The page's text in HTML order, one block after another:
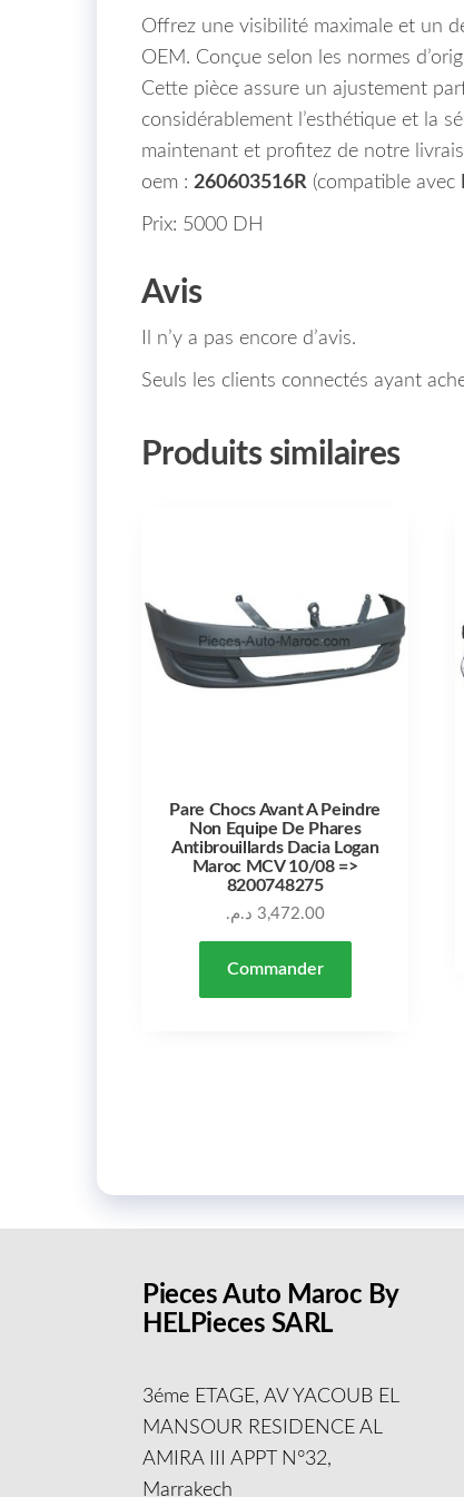
Offrez une visibilité maximale et un
OEM. Conçue selon les normes
Cette pièce assure un ajustement
considérablement l’esthétique et la
maintenant et profitez de notre
oem : 260603516R (compatible avec
Prix: 5000 DH
Avis
Il n’y a pas encore d’avis.
Seuls les clients connectés ayant
Produits similaires
Pare Chocs Avant A Peindre
Non Equipe De Phares
Antibrouillards Dacia Logan
Maroc MCV 10/08 =>
8200748275
3,472.00 د.م.
Commander
Pieces Auto Maroc By
HELPieces SARL
3éme ETAGE, AV YACOUB EL
MANSOUR RESIDENCE AL
AMIRA III APPT N°32,
Marrakech